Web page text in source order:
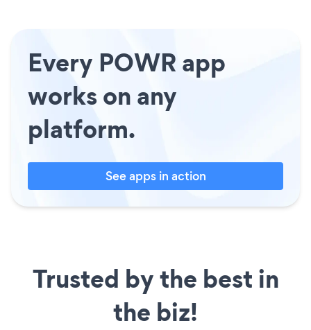
Every POWR app
works on any
platform.
See apps in action
Trusted by the best in
the biz!